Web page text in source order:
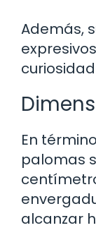
Además,
En
palomas
alcanzar